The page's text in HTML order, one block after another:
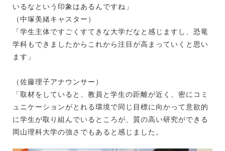
いるなという印象はあるんですね」
（中塚美緒キャスター）
「学生主体ですごくすてきな大学だなと感じますし、恐竜
学科もできましたからこれから注目が高まっていくと思い
ます」
（佐藤理子アナウンサー）
「取材をしていると、教員と学生の距離が近く、密にコミ
ュニケーションがとれる環境で同じ目標に向かって意欲的
に学生が取り組んでいるところが、質の高い研究ができる
岡山理科大学の強さでもあると感じました。